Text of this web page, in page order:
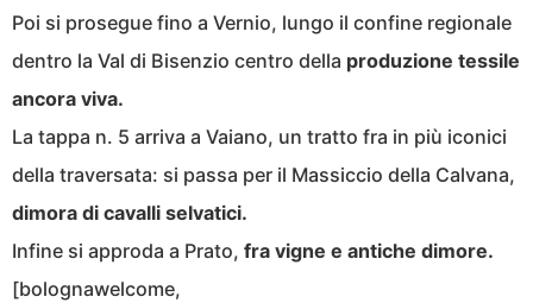
Poi si prosegue fino a Vernio, lungo il confine regionale
dentro la Val di Bisenzio centro della produzione tessile
ancora viva.
La tappa n. 5 arriva a Vaiano, un tratto fra in più iconici
della traversata: si passa per il Massiccio della Calvana,
dimora di cavalli selvatici.
Infine si approda a Prato, fra vigne e antiche dimore.
[bolognawelcome,